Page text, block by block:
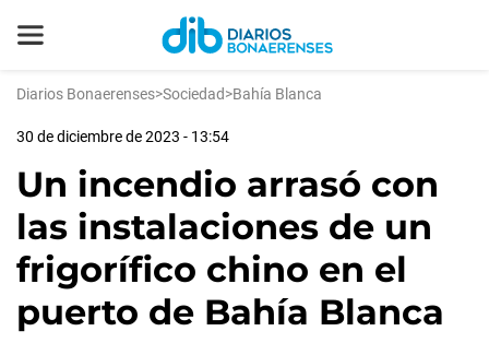
Diarios Bonaerenses>Sociedad>Bahía Blanca
30 de diciembre de 2023 - 13:54
Un incendio arrasó con
las instalaciones de un
frigorífico chino en el
puerto de Bahía Blanca